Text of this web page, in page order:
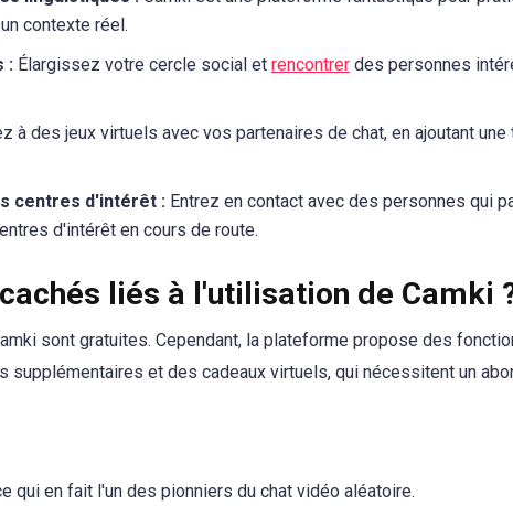
contexte réel.
: Élargissez votre cercle social et rencontrer des personnes
à des jeux virtuels avec vos partenaires de chat, en ajoutant
centres d'intérêt : Entrez en contact avec des personnes qui
d'intérêt en cours de route.
liés à l'utilisation de Camki
sont gratuites. Cependant, la plateforme propose des
et des cadeaux virtuels, qui nécessitent un
qui en fait l'un des pionniers du chat vidéo aléatoire.